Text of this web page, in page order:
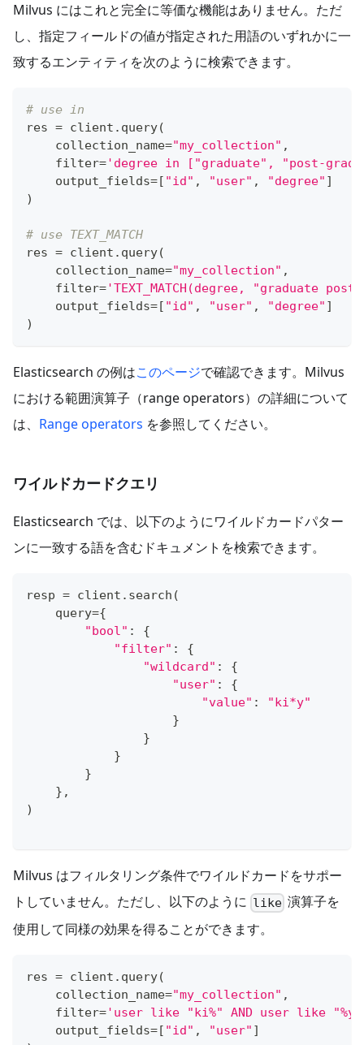
Milvus にはこれと完全に等価な機能はありません。ただ
し、指定フィールドの値が指定された用語のいずれかに一
致するエンティティを次のように検索できます。
# use in
res = client . query(
    collection_name
="my_collection" ,
filter='degree in ["graduate", "post-
    output_fields
=[ "id" , "user" , "degree" ]
)
# use TEXT_MATCH
res = client . query(
    collection_name
="my_collection" ,
filter='TEXT_MATCH(degree, "graduate
    output_fields
=[ "id" , "user" , "degree" ]
)
Elasticsearch の例はこのページで確認できます。Milvus
における範囲演算子（range operators）の詳細について
は、 Range operators を参照してください。
ワイルドカードクエリ
Elasticsearch では、以下のようにワイルドカードパター
ンに一致する語を含むドキュメントを検索できます。
resp = client . search (
    query
={
"bool" :
{
"filter" :
{
"wildcard" :
{
"user" :
{
"value" :
"ki*y"
}
}
}
}
} ,
)
Milvus はフィルタリング条件でワイルドカードをサポー
トしていません。ただし、以下のように like 演算子を
使用して同様の効果を得ることができます。
res = client . query(
    collection_name
="my_collection" ,
filter='user like "ki%" AND user like
    output_fields
=[ "id" , "user" ]